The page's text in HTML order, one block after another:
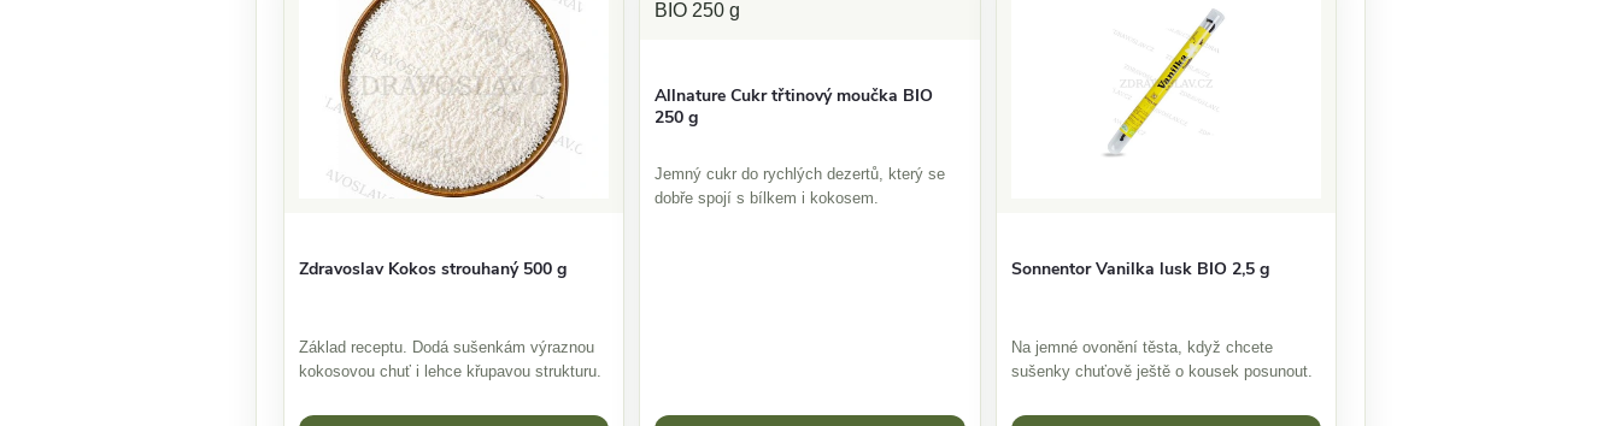
Zdravoslav Kokos strouhaný 500 g
Základ receptu. Dodá sušenkám výraznou
kokosovou chuť i lehce křupavou strukturu.
Allnature Cukr třtinový moučka BIO
250 g
Jemný cukr do rychlých dezertů, který se
dobře spojí s bílkem i kokosem.
Sonnentor Vanilka lusk BIO 2,5 g
Na jemné ovonění těsta, když chcete
sušenky chuťově ještě o kousek posunout.